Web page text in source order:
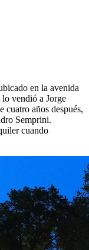
en la avenida
vendió a Jorge
años después,
Semprini.
cuando